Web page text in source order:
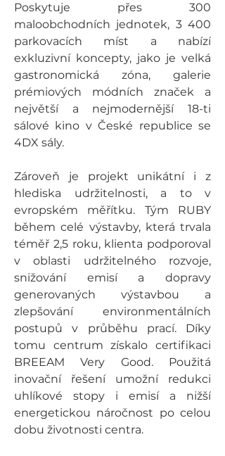
Poskytuje přes 300
maloobchodních jednotek, 3 400
parkovacích míst a nabízí
exkluzivní koncepty, jako je velká
gastronomická zóna, galerie
prémiových módních značek a
největší a nejmodernější 18-ti
sálové kino v České republice se
4DX sály.
Zároveň je projekt unikátní i z
hlediska udržitelnosti, a to v
evropském měřítku. Tým RUBY
během celé výstavby, která trvala
téměř 2,5 roku, klienta podporoval
v oblasti udržitelného rozvoje,
snižování emisí a dopravy
generovaných výstavbou a
zlepšování  environmentálních
postupů v průběhu prací. Díky
tomu centrum získalo certifikaci
BREEAM Very Good. Použitá
inovační řešení umožní redukci
uhlíkové stopy i emisí a nižší
energetickou náročnost po celou
dobu životnosti centra.